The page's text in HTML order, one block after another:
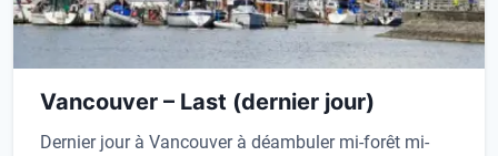
Vancouver – Last (dernier jour)
Dernier jour à Vancouver à déambuler mi-forêt mi-